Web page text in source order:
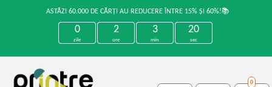
ASTĂZI 60.000 DE CĂRȚI AU REDUCERE ÎNTRE 15% ȘI 60%!📚
0
zile
2
ore
3
min
20
sec
0